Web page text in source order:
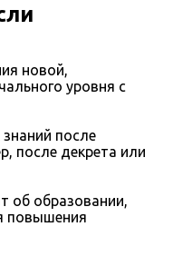
новой,
уровня с
после
после декрета или
об образовании,
повышения